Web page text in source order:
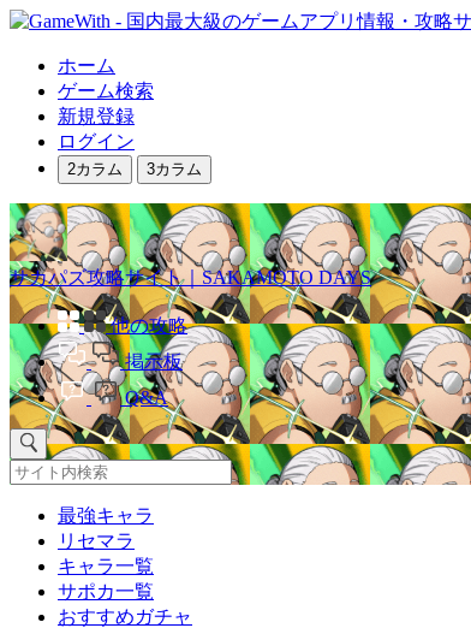
ホーム
ゲーム検索
新規登録
ログイン
2カラム 3カラム
サカパズ攻略サイト｜SAKAMOTO DAYS
他の攻略
掲示板
Q&A
最強キャラ
リセマラ
キャラ一覧
サポカ一覧
おすすめガチャ